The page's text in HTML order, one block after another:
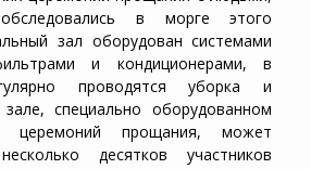
в морге этого
зал оборудован системами
и кондиционерами, в
проводятся уборка и
специально оборудованном
церемоний прощания, может
десятков участников